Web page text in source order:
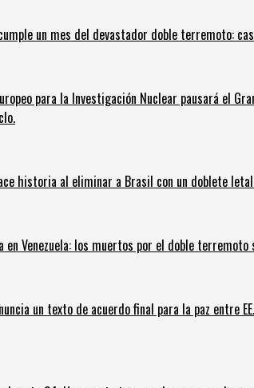
un mes del devastador doble terremoto:
para la Investigación Nuclear pausará el
historia al eliminar a Brasil con un doblete
en Venezuela: los muertos por el doble
un texto de acuerdo final para la paz entre